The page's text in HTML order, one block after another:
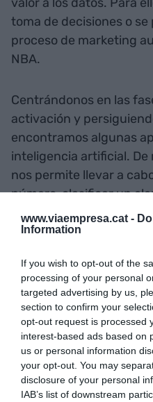
www.viaempresa.cat -
Information
If you wish to opt-out of the
processing of your personal
targeted advertising by us,
section to confirm your
opt-out request is processed
interest-based ads based on
us or personal information
your opt-out. You may
disclosure of your personal
IAB’s list of downstream
toma de decisiones o
proceso de marketing
NBA.
Centrándonos en las
activación y
encontramos algunas
inteligencia artificial. De
nos permite llevar a
número, clasificar un
“clusterizar”,
simplificar. Estas
pueden ayudar a
preguntas del
• ¿Cuánto voy a
tendré?
• ¿Cómo se comporta